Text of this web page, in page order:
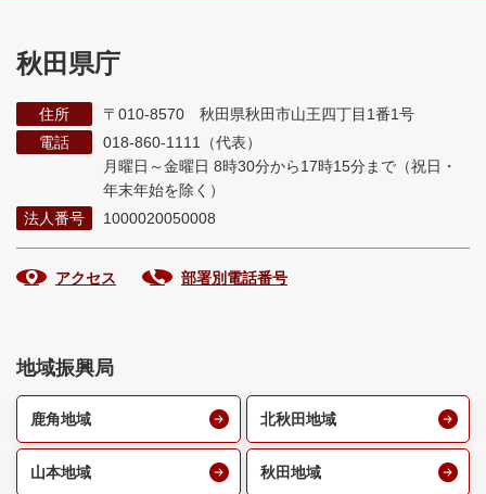
秋田県庁
住所
〒010-8570 秋田県秋田市山王四丁目1番1号
電話
018-860-1111（代表）
月曜日～金曜日 8時30分から17時15分まで （祝日・
年末年始を除く）
法人番号
1000020050008
アクセス 部署別電話番号
地域振興局
鹿角地域 北秋田地域
山本地域 秋田地域